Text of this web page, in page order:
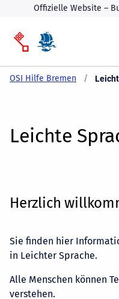
Offizielle Website –
OSI Hilfe Bremen
Leichte
Herzlich
Sie finden hier
in Leichter Sprache.
Alle Menschen können
verstehen.